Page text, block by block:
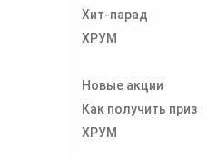
Хит-парад
ХРУМ
Новые акции
Как получить приз
ХРУМ